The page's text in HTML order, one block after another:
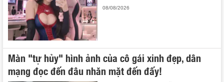
08/08/2026
Màn "tự hủy" hình ảnh của cô gái xinh đẹp, dân
mạng đọc đến đâu nhăn mặt đến đấy!